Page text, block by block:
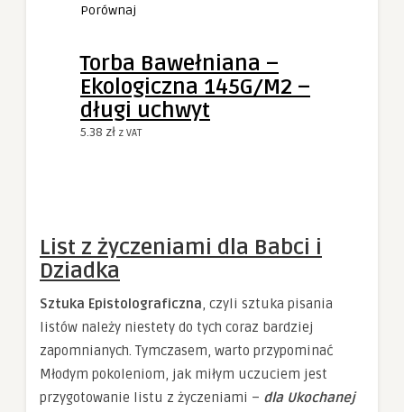
Porównaj
Torba Bawełniana –
Ekologiczna 145G/M2 –
długi uchwyt
5.38 zł z VAT
List z życzeniami dla Babci i
Dziadka
Sztuka Epistolograficzna, czyli sztuka pisania
listów należy niestety do tych coraz bardziej
zapomnianych. Tymczasem, warto przypominać
Młodym pokoleniom, jak miłym uczuciem jest
przygotowanie listu z życzeniami – dla Ukochanej